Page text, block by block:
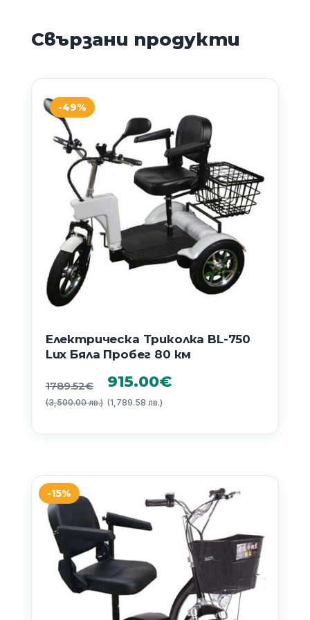
Свързани продукти
-49%
Електрическа Триколка BL-750
Lux Бяла Пробег 80 км
1789.52€
(3,500.00 лв.)
Original
price
was:
лв.).
915.00€
(1,789.58 лв.)
Текущата
е:
(1,789.58
лв.).
-15%